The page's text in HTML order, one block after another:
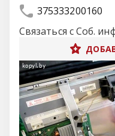
375333200160
Связаться с Соб.